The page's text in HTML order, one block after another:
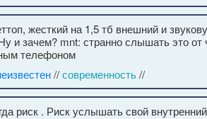
жесткий на 1,5 тб внешний и
и зачем? mnt: странно слышать это от
телефоном
//современность//
риск . Риск услышать свой